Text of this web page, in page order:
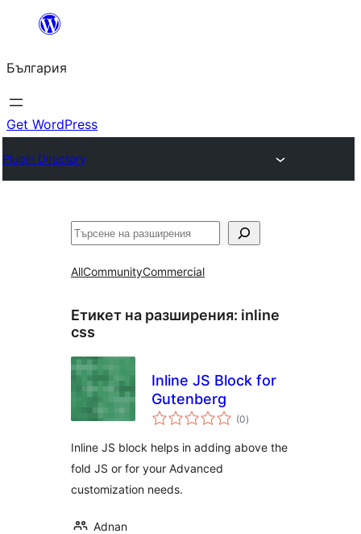
България
Get WordPress
Plugin Directory
Търсене
AllCommunityCommercial
Етикет на разширения: inline
css
Inline JS Block for
Gutenberg
(0общо
оценки
)
Inline JS block helps in adding above the
fold JS or for your Advanced
customization needs.
Adnan